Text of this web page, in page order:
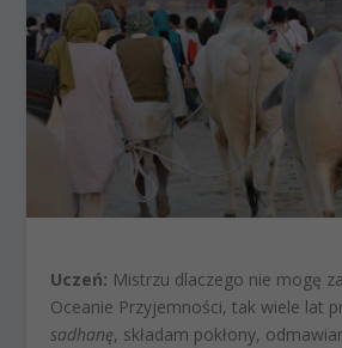
Uczeń: Mistrzu dlaczego nie mogę
Oceanie Przyjemności, tak wiele lat
sadhanę, składam pokłony,